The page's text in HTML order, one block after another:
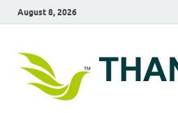
August 8, 2026